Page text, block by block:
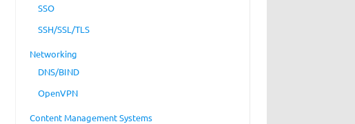
SSO
SSH/SSL/TLS
Networking
DNS/BIND
OpenVPN
Content Management Systems